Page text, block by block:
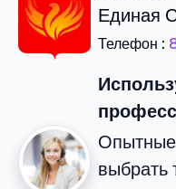
Единая
Телефон :
Опытные
выбрать